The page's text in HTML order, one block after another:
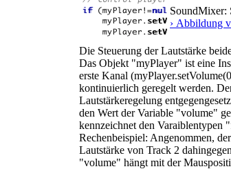
SoundMixer:
› Abbildung
Die Steuerung der Lautstärke
Das Objekt "myPlayer" ist eine
erste Kanal
kontinuierlich geregelt werden.
Lautstärkeregelung
den Wert der Variable "volume"
kennzeichnet den Varaiblentypen
Rechenbeispiel: Angenommen,
Lautstärke von Track 2
"volume" hängt mit der